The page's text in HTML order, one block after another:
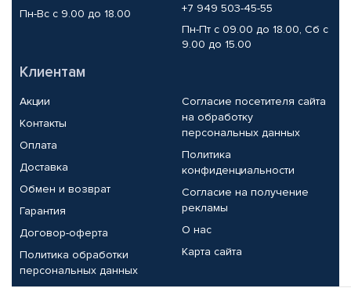
Пн-Вс с 9.00 до 18.00
+7 949 503-45-55
Пн-Пт с 09.00 до 18.00, Сб с
9.00 до 15.00
Клиентам
Акции
Контакты
Оплата
Доставка
Обмен и возврат
Гарантия
Договор-оферта
Политика обработки
персональных данных
Согласие посетителя сайта
на обработку
персональных данных
Политика
конфиденциальности
Согласие на получение
рекламы
О нас
Карта сайта